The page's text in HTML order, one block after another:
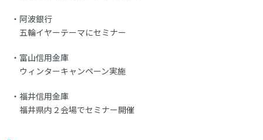
阿波銀行
五輪イヤーテーマにセミナー
富山信用金庫
ウィンターキャンペーン実施
福井信用金庫
福井県内２会場でセミナー開催